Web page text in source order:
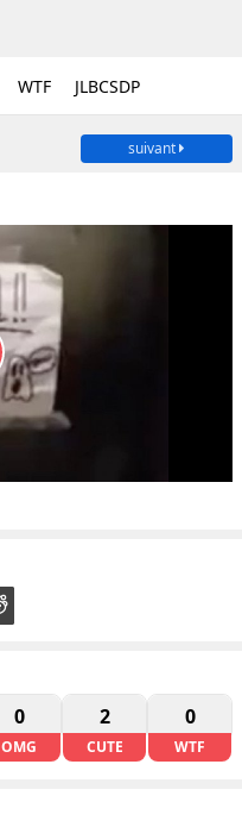
WTF JLBCSDP
suivant
0
OMG
2
CUTE
0
WTF